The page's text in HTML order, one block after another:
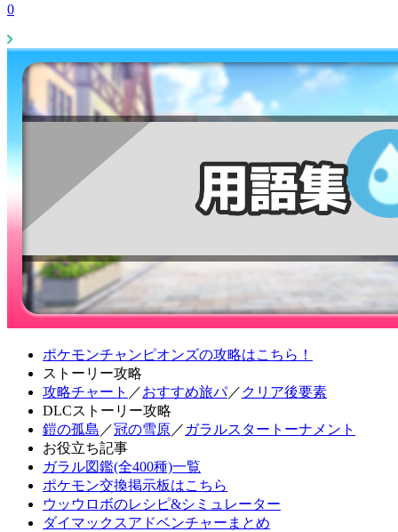
0
ポケモンチャンピオンズの攻略はこちら！
ストーリー攻略
攻略チャート ／おすすめ旅パ／ クリア後要素
DLCストーリー攻略
鎧の孤島 ／冠の雪原／ ガラルスタートーナメント
お役立ち記事
ガラル図鑑(全400種)一覧
ポケモン交換掲示板はこちら
ウッウロボのレシピ&シミュレーター
ダイマックスアドベンチャーまとめ